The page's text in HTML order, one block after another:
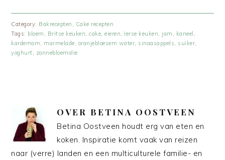
Category: Bakrecepten , Cake recepten
Tags: bloem , Britse keuken,cake,eieren, Ierse keuken, jam , kaneel ,
kardemom, marmelade, oranjebloesem water, sinaasappels, suiker,
yoghurt, zonnebloemolie
OVERBETINA OOSTVEEN
Betina Oostveen houdt erg van eten en
koken. Inspiratie komt vaak van reizen
naar (verre) landen en een multiculturele familie- en